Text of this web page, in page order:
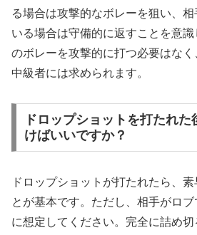
る場合は攻撃的なボレーを狙い、
いる場合は守備的に返すことを意
のボレーを攻撃的に打つ必要はな
中級者には求められます。
ドロップショットを打たれ
けばいいですか？
ドロップショットが打たれたら、
とが基本です。ただし、相手がロ
に想定してください。完全に詰め